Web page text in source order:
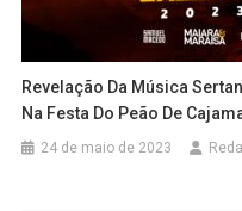
Revelação Da Música
Na Festa Do Peão De
24 de maio de 2023